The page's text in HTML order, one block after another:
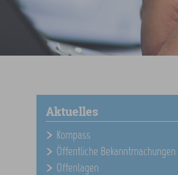
Aktuelles
Kompass
Öffentliche Bekanntmachungen
Offenlagen